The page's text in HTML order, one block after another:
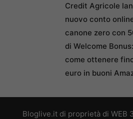
Credit Agricole
nuovo conto
canone zero con
di Welcome
come ottenere
euro in buoni
Bloglive.it di proprietà di WEB